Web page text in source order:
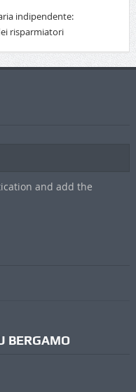
indipendente:
risparmiatori
and add the
BERGAMO